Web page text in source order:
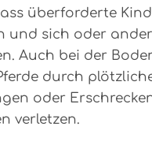
überforderte
und sich oder
Auch bei der
durch
oder
verletzen.